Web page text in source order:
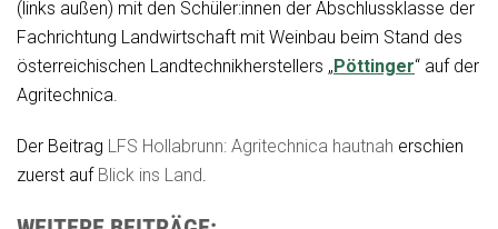
(links außen) mit den Schüler:innen der Abschlussklasse der
Fachrichtung Landwirtschaft mit Weinbau beim Stand des
österreichischen Landtechnikherstellers „Pöttinger“ auf der
Agritechnica.
Der Beitrag LFS Hollabrunn: Agritechnica hautnah erschien
zuerst auf Blick ins Land.